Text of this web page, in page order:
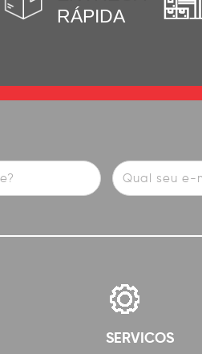
RÁPIDA
SERVICOS